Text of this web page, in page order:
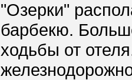
"Озерки"
барбекю.
ходьбы от